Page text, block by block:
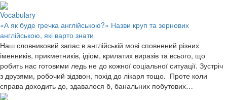
Vocabulary
«А як буде гречка англійською?» Назви круп та зернових
англійською, які варто знати
Наш словниковий запас в англійській мові сповнений різних
іменників, прикметників, ідіом, крилатих виразів та всього, що
робить нас готовими ледь не до кожної соціальної ситуації. Зустріч
з друзями, робочий зідзвон, похід до лікаря тощо. Проте коли
справа доходить до, здавалося б, банальних побутових…